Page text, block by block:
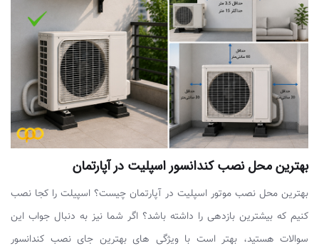
بهترین محل نصب کندانسور اسپلیت در آپارتمان
بهترین محل نصب موتور اسپلیت در آپارتمان چیست؟ اسپیلت را کجا نصب
کنیم که بیشترین بازدهی را داشته باشد؟ اگر شما نیز به دنبال جواب این
سوالات هستید، بهتر است با ویژگی های بهترین جای نصب کندانسور